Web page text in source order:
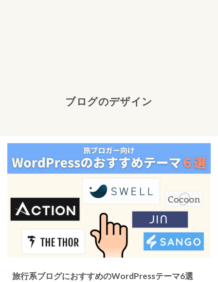
ブログのデザイン
旅行系ブログにおすすめのWordPressテーマ6選